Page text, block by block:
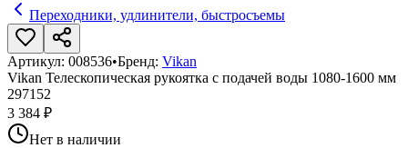
Переходники, удлинители, быстросъемы
Артикул: 008536•Бренд: Vikan
Vikan Телескопическая рукоятка с подачей воды 1080-1600 мм
297152
3 384 ₽
Нет в наличии